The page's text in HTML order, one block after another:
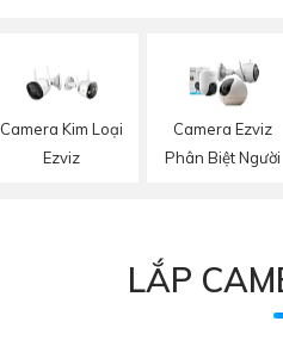
Camera Kim Loại
Ezviz
Camera Ezviz
Phân Biệt Người
LẮP